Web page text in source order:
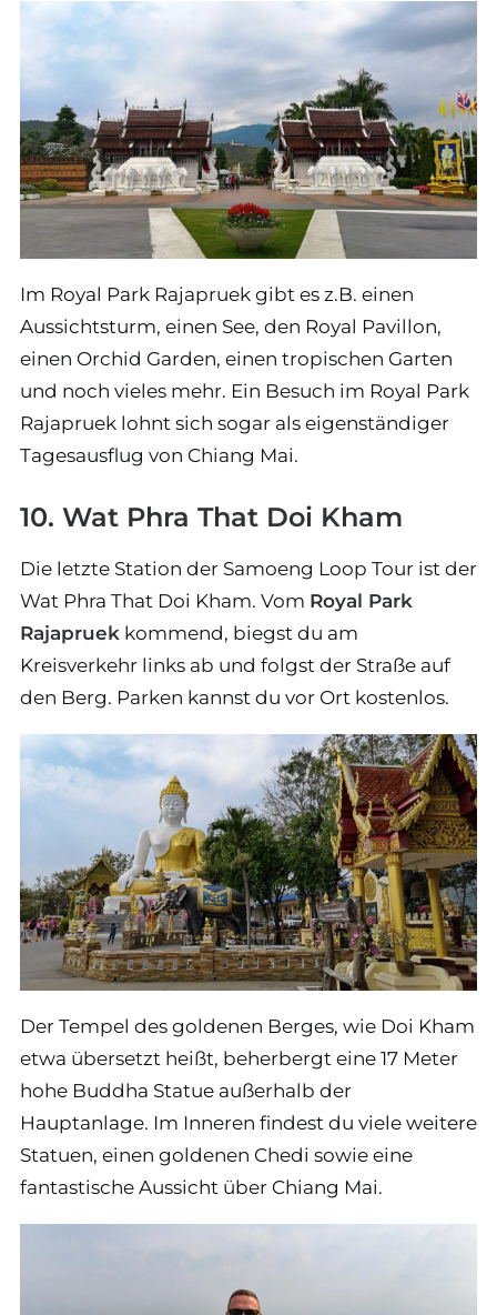
Im Royal Park Rajapruek gibt es z.B. einen
Aussichtsturm, einen See, den Royal Pavillon,
einen Orchid Garden, einen tropischen Garten
und noch vieles mehr. Ein Besuch im Royal Park
Rajapruek lohnt sich sogar als eigenständiger
Tagesausflug von Chiang Mai.
10. Wat Phra That Doi Kham
Die letzte Station der Samoeng Loop Tour ist der
Wat Phra That Doi Kham. Vom Royal Park
Rajapruek kommend, biegst du am
Kreisverkehr links ab und folgst der Straße auf
den Berg. Parken kannst du vor Ort kostenlos.
Der Tempel des goldenen Berges, wie Doi Kham
etwa übersetzt heißt, beherbergt eine 17 Meter
hohe Buddha Statue außerhalb der
Hauptanlage. Im Inneren findest du viele weitere
Statuen, einen goldenen Chedi sowie eine
fantastische Aussicht über Chiang Mai.